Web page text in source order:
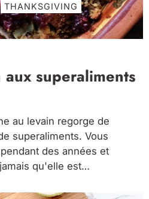
THANKSGIVING
superaliments
au levain regorge de
superaliments. Vous
des années et
qu'elle est